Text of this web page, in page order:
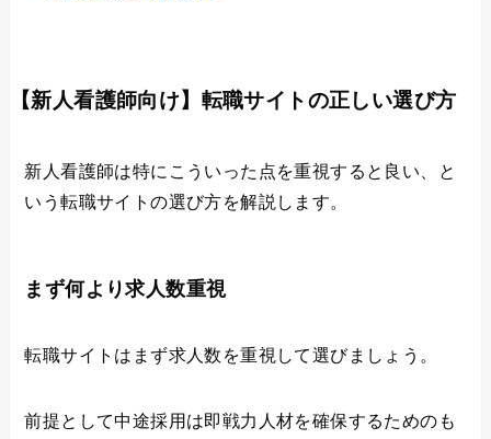
【新人看護師向け】転職サイトの正しい選び方
新人看護師は特にこういった点を重視すると良い、と
いう転職サイトの選び方を解説します。
まず何より求人数重視
転職サイトはまず求人数を重視して選びましょう。
前提として中途採用は即戦力人材を確保するためのも